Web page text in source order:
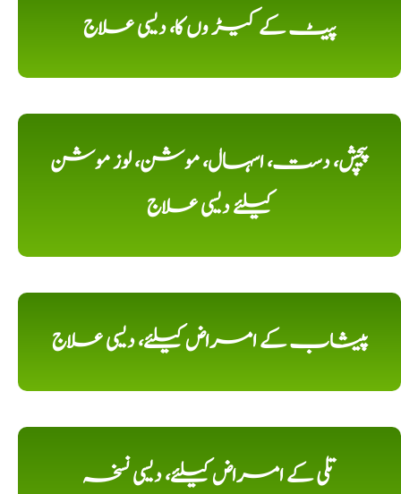
پیٹ کے کیڑ وں کا، دیسی علاج
پیچش، دست، اسہال، موشن، لوز موشن
کیلئے دیسی علاج
پیشاب کے امراض کیلئے، دیسی علاج
تلی کے امراض کیلئے، دیسی نسخہ